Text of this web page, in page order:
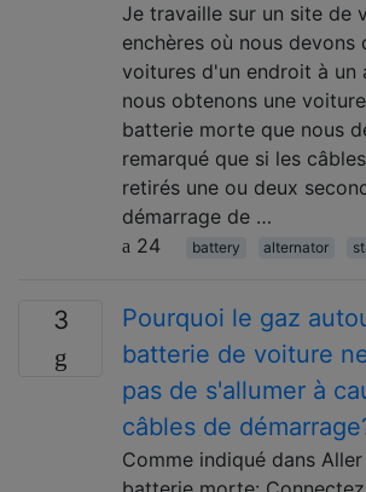
Je travaille sur un site de
enchères où nous devons
voitures d'un endroit à un
nous obtenons une
batterie morte que nous
remarqué que si les
retirés une ou deux
démarrage de …
24
battery alternator
3
Pourquoi le gaz
batterie de voiture
pas de s'allumer à
câbles de
Comme indiqué dans